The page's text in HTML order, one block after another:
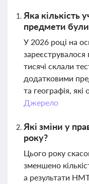
Яка кількість
предмети
У 2026 році на
тисячі склали
додатковими
та географія,
Джерело
Які зміни у
року?
Цього року
зменшено
а результати